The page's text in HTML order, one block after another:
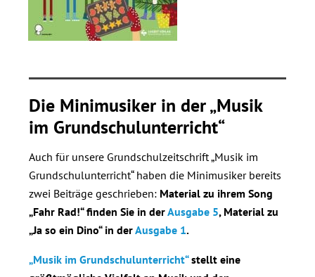
Die Minimusiker in der „Musik
im Grundschulunterricht“
Auch für unsere Grundschulzeitschrift „Musik im
Grundschulunterricht“ haben die Minimusiker bereits
zwei Beiträge geschrieben: Material zu ihrem Song
„Fahr Rad!“ finden Sie in derAusgabe 5, Material zu
„Ja so ein Dino“ in derAusgabe 1.
„Musik im Grundschulunterricht“stellt eine